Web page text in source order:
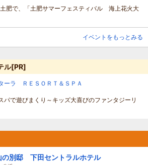
肥で、「土肥サマーフェスティバル 海上花火大
イベントをもっとみる
ル[PR]
ーラ ＲＥＳＯＲＴ＆ＳＰＡ
パで遊びまくり～キッズ大喜びのファンタジーリ
の別邸 下田セントラルホテル